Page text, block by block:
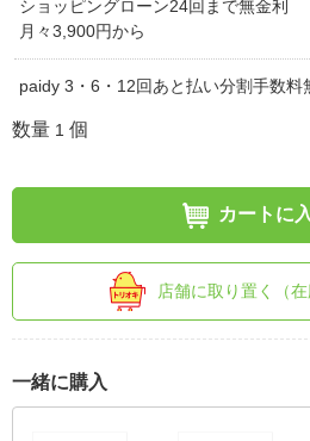
ショッピングローン24回まで無金利
月々3,900円から
paidy 3・6・12回あと払い分割手数料
数量 1 個
カートに
店舗に取り置く（在
一緒に購入